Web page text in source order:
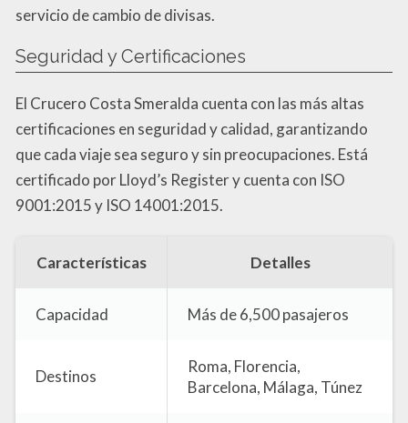
servicio de cambio de divisas.
Seguridad y Certificaciones
El Crucero Costa Smeralda cuenta con las más altas
certificaciones en seguridad y calidad, garantizando
que cada viaje sea seguro y sin preocupaciones. Está
certificado por Lloyd’s Register y cuenta con ISO
9001:2015 y ISO 14001:2015.
Características Detalles
Capacidad Más de 6,500 pasajeros
Destinos
Roma, Florencia,
Barcelona, Málaga, Túnez